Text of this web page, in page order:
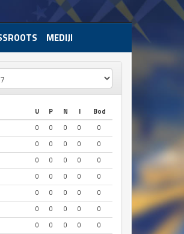
MEDIJI
U P N I
Bod
0 0 0 0
0
0 0 0 0
0
0 0 0 0
0
0 0 0 0
0
0 0 0 0
0
0 0 0 0
0
0 0 0 0
0